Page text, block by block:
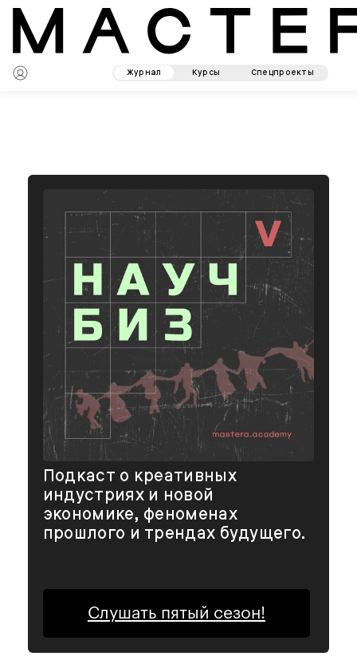
Журнал Курсы Спецпроекты
Подкаст о креативных
индустриях и новой
экономике, феноменах
прошлого и трендах будущего.
Слушать пятый сезон!